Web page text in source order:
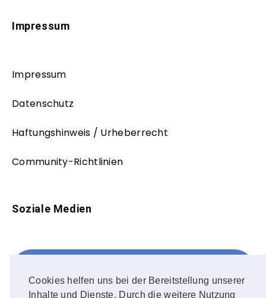
Cookies helfen uns bei der Bereitstellung unserer
Inhalte und Dienste. Durch die weitere Nutzung
Impressum
Impressum
Datenschutz
Haftungshinweis / Urheberrecht
Community-Richtlinien
Soziale Medien
FOLLOW ME!